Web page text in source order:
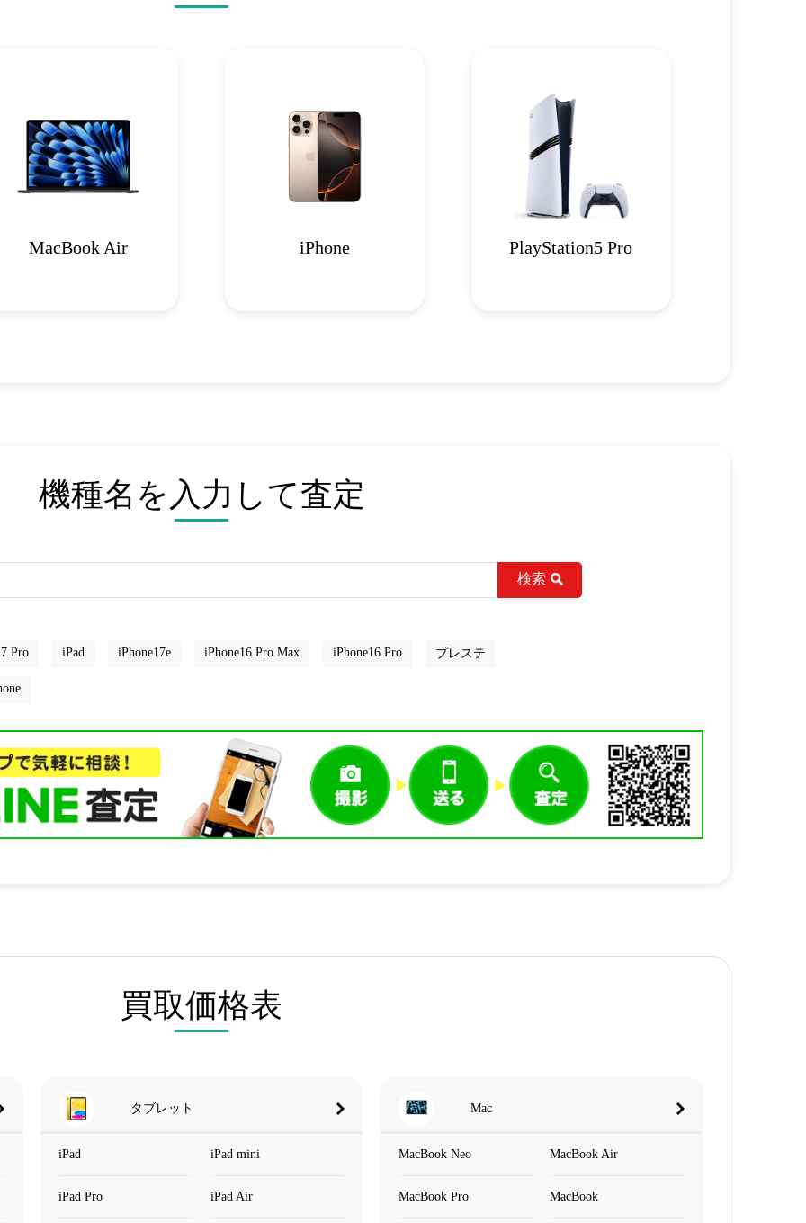
MacBook Air iPhone PlayStation5 Pro
機種名を入力して査定
検索
Pro iPad iPhone17e iPhone16 Pro Max iPhone16 Pro プレステ
買取価格表
タブレット
iPad iPad mini
iPad Pro iPad Air
Mac
MacBook Neo MacBook Air
MacBook Pro MacBook